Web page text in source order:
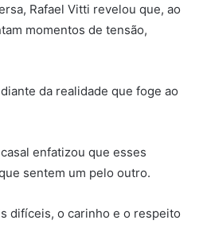
Rafael Vitti revelou que, ao
momentos de tensão,
da realidade que foge ao
enfatizou que esses
sentem um pelo outro.
difíceis, o carinho e o respeito